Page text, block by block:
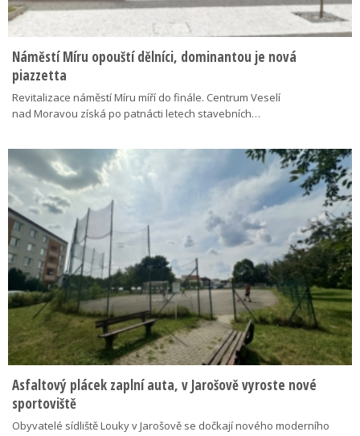
Náměstí Míru opouští dělníci, dominantou je nová
piazzetta
Revitalizace náměstí Míru míří do finále. Centrum Veselí
nad Moravou získá po patnácti letech stavebních…
Asfaltový plácek zaplní auta, v Jarošově vyroste nové
sportoviště
Obyvatelé sídliště Louky v Jarošově se dočkají nového moderního